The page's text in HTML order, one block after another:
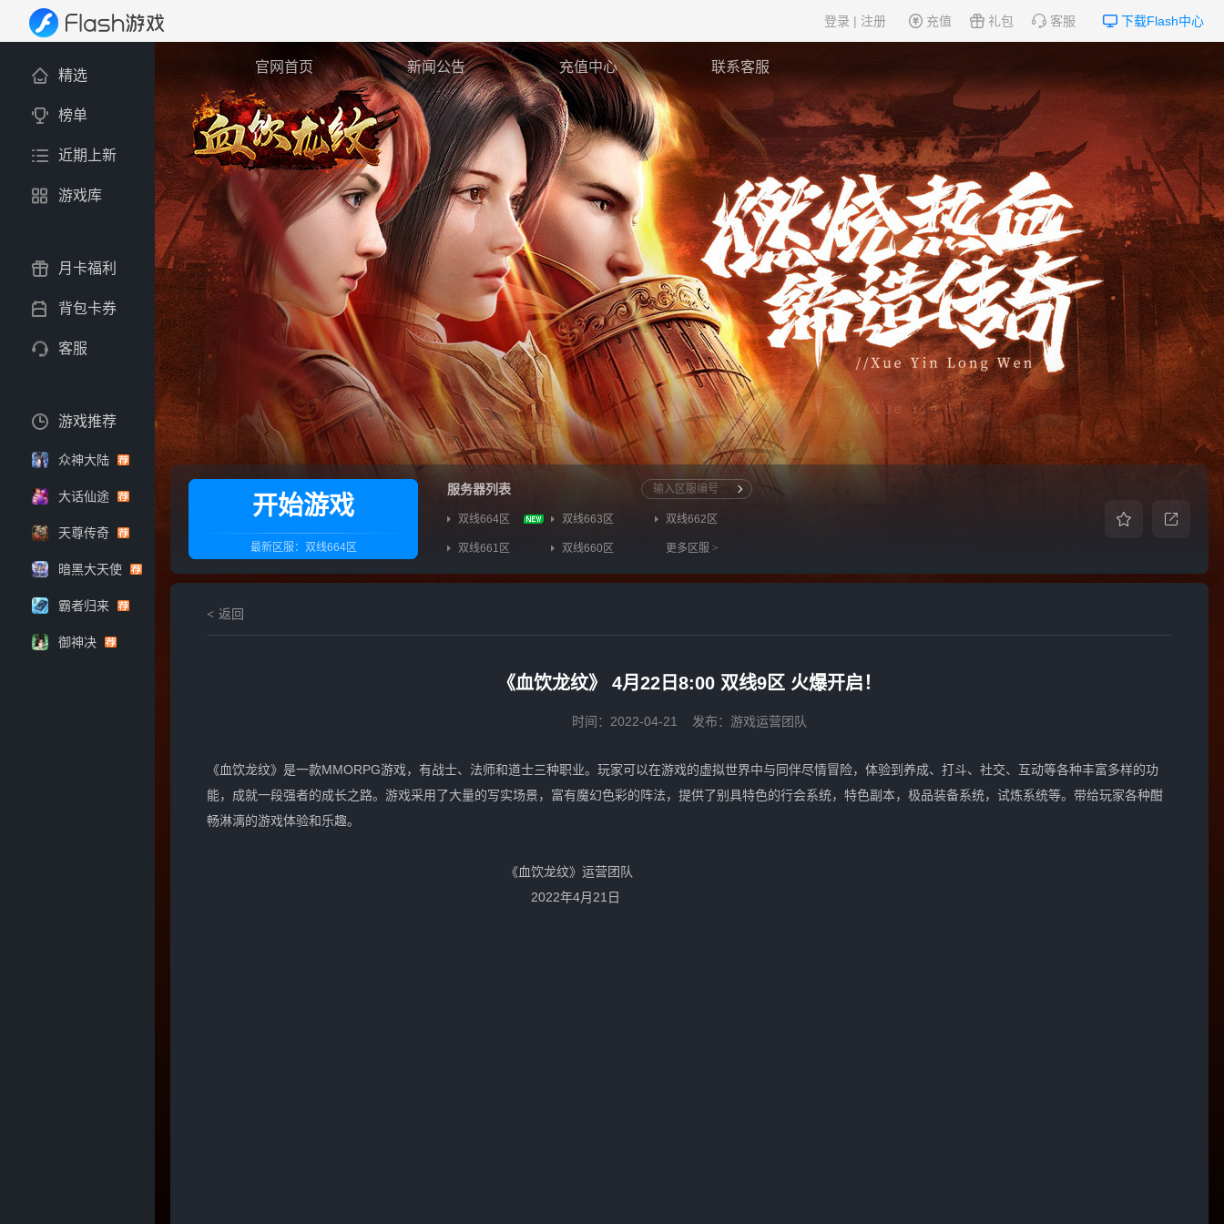
下载Flash中心
客服
礼包
充值
登录 | 注册
官网首页 新闻公告 充值中心 联系客服
开始游戏
最新区服： 双线664区
服务器列表
双线664区 双线663区 双线662区
双线661区 双线660区 更多区服 >
返回
《血饮龙纹》 4月22日8:00 双线9区 火爆开启！
时间：2022-04-21 发布：游戏运营团队
《血饮龙纹》是一款MMORPG游戏，有战士、法师和道士三种职业。玩家可以在游戏的虚拟世界中与同伴尽情冒险，体验到养成、打斗、社交、互动等各种丰富多样的功
能，成就一段强者的成长之路。游戏采用了大量的写实场景，富有魔幻色彩的阵法，提供了别具特色的行会系统，特色副本，极品装备系统，试炼系统等。带给玩家各种酣
畅淋漓的游戏体验和乐趣。
《血饮龙纹》运营团队
2022年4月21日
精选
榜单
近期上新
游戏库
月卡福利
背包卡券
客服
游戏推荐
众神大陆
大话仙途
天尊传奇
暗黑大天使
霸者归来
御神决